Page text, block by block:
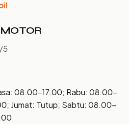
5
08.00–17.00; Rabu: 08.00–
Jumat: Tutup; Sabtu: 08.00–